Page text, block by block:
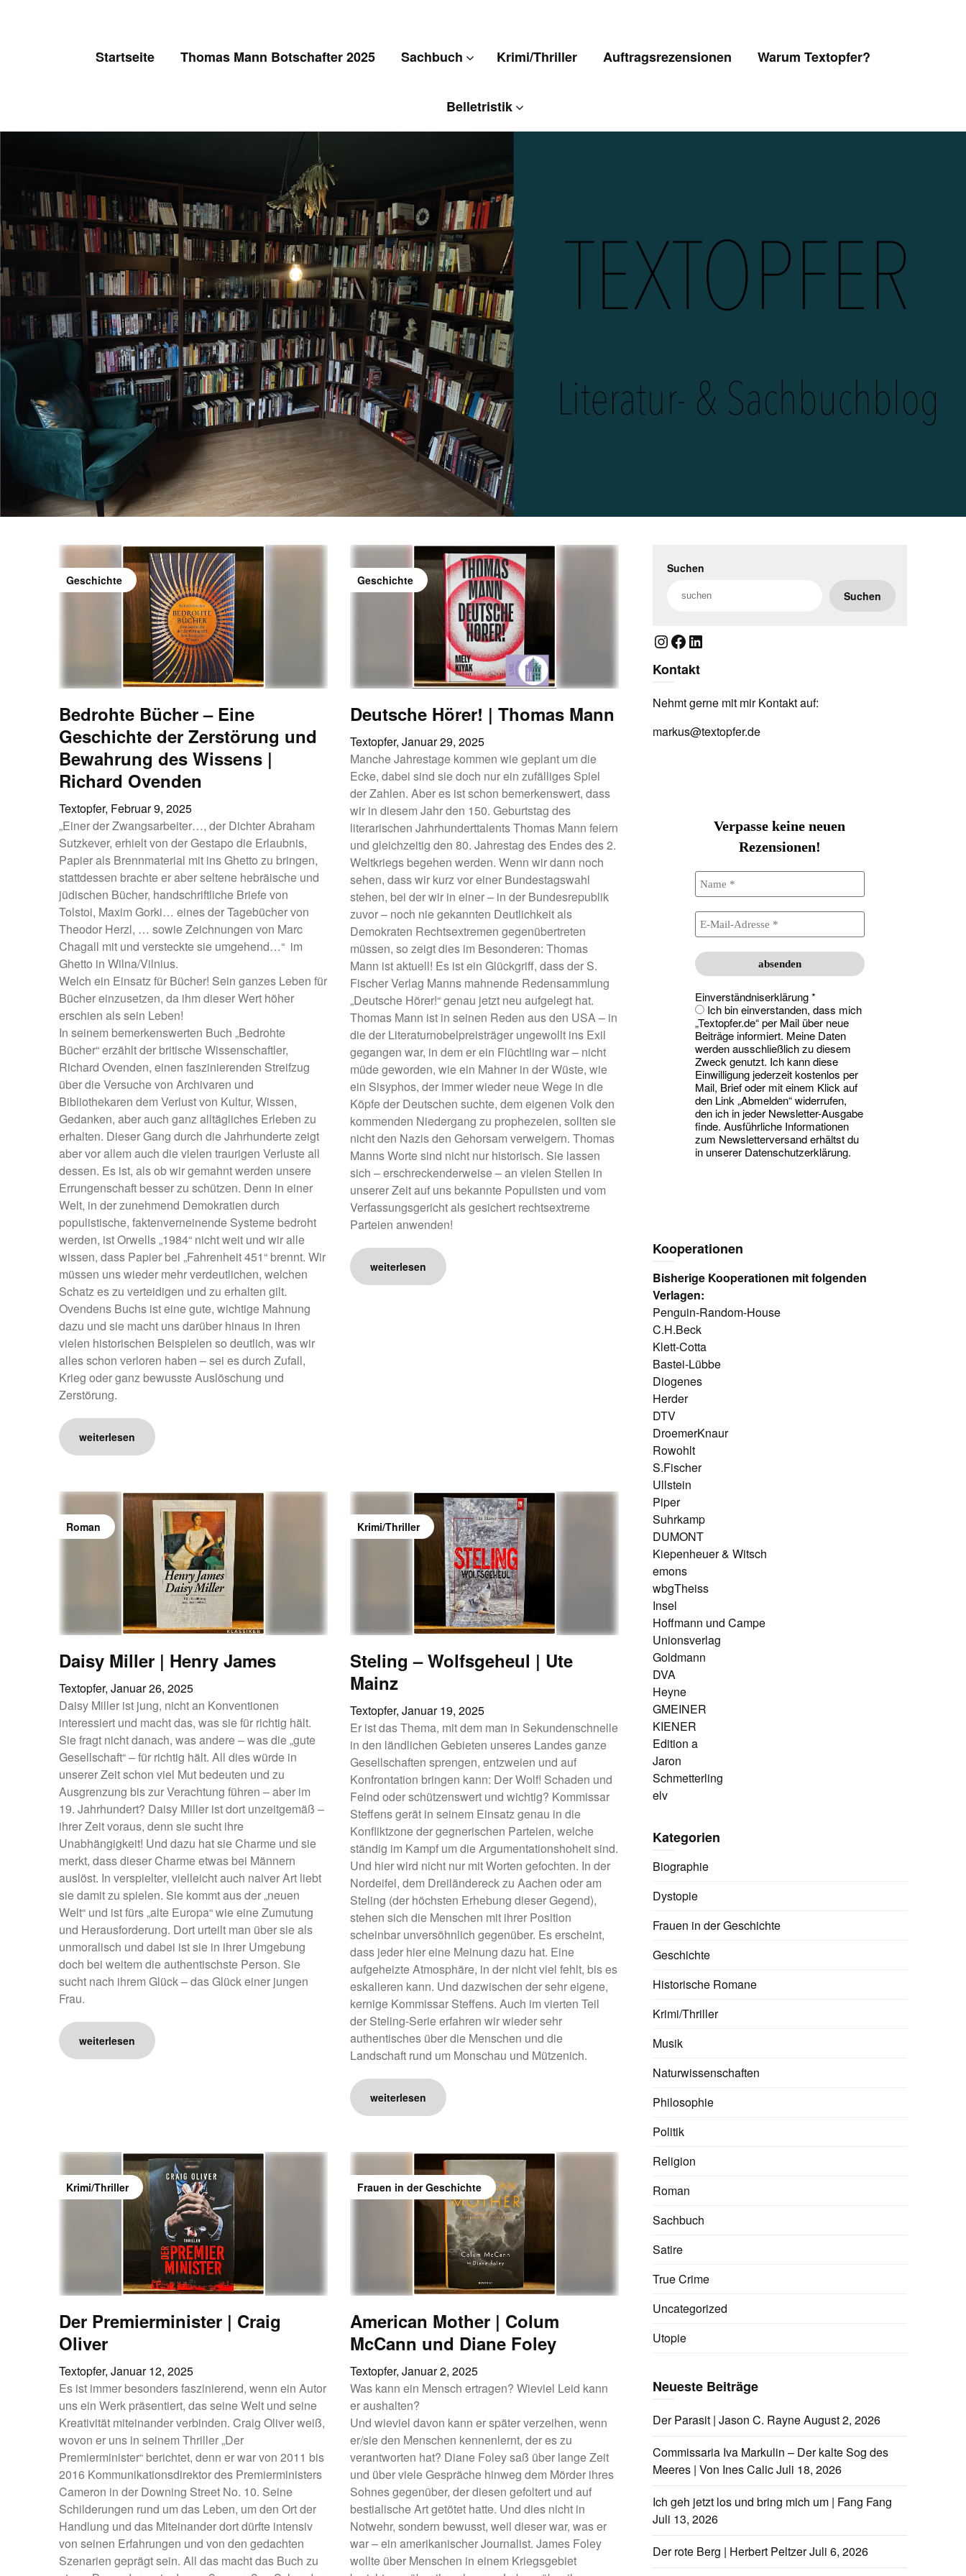
Startseite Thomas Mann Botschafter 2025 Sachbuch Krimi/Thriller Auftragsrezensionen Warum Textopfer?
Belletristik
Geschichte
Bedrohte Bücher – Eine
Geschichte der Zerstörung und
Bewahrung des Wissens |
Richard Ovenden
Textopfer, Februar 9, 2025
„Einer der Zwangsarbeiter…, der Dichter Abraham
Sutzkever, erhielt von der Gestapo die Erlaubnis,
Papier als Brennmaterial mit ins Ghetto zu bringen,
stattdessen brachte er aber seltene hebräische und
jüdischen Bücher, handschriftliche Briefe von
Tolstoi, Maxim Gorki… eines der Tagebücher von
Theodor Herzl, … sowie Zeichnungen von Marc
Chagall mit und versteckte sie umgehend…“ im
Ghetto in Wilna/Vilnius.
Welch ein Einsatz für Bücher! Sein ganzes Leben für
Bücher einzusetzen, da ihm dieser Wert höher
erschien als sein Leben!
In seinem bemerkenswerten Buch „Bedrohte
Bücher“ erzählt der britische Wissenschaftler,
Richard Ovenden, einen faszinierenden Streifzug
über die Versuche von Archivaren und
Bibliothekaren dem Verlust von Kultur, Wissen,
Gedanken, aber auch ganz alltägliches Erleben zu
erhalten. Dieser Gang durch die Jahrhunderte zeigt
aber vor allem auch die vielen traurigen Verluste all
dessen. Es ist, als ob wir gemahnt werden unsere
Errungenschaft besser zu schützen. Denn in einer
Welt, in der zunehmend Demokratien durch
populistische, faktenverneinende Systeme bedroht
werden, ist Orwells „1984“ nicht weit und wir alle
wissen, dass Papier bei „Fahrenheit 451“ brennt. Wir
müssen uns wieder mehr verdeutlichen, welchen
Schatz es zu verteidigen und zu erhalten gilt.
Ovendens Buchs ist eine gute, wichtige Mahnung
dazu und sie macht uns darüber hinaus in ihren
vielen historischen Beispielen so deutlich, was wir
alles schon verloren haben – sei es durch Zufall,
Krieg oder ganz bewusste Auslöschung und
Zerstörung.
weiterlesen
Geschichte
Deutsche Hörer! | Thomas Mann
Textopfer, Januar 29, 2025
Manche Jahrestage kommen wie geplant um die
Ecke, dabei sind sie doch nur ein zufälliges Spiel
der Zahlen. Aber es ist schon bemerkenswert, dass
wir in diesem Jahr den 150. Geburtstag des
literarischen Jahrhunderttalents Thomas Mann feiern
und gleichzeitig den 80. Jahrestag des Endes des 2.
Weltkriegs begehen werden. Wenn wir dann noch
sehen, dass wir kurz vor einer Bundestagswahl
stehen, bei der wir in einer – in der Bundesrepublik
zuvor – noch nie gekannten Deutlichkeit als
Demokraten Rechtsextremen gegenübertreten
müssen, so zeigt dies im Besonderen: Thomas
Mann ist aktuell! Es ist ein Glückgriff, dass der S.
Fischer Verlag Manns mahnende Redensammlung
„Deutsche Hörer!“ genau jetzt neu aufgelegt hat.
Thomas Mann ist in seinen Reden aus den USA – in
die der Literaturnobelpreisträger ungewollt ins Exil
gegangen war, in dem er ein Flüchtling war – nicht
müde geworden, wie ein Mahner in der Wüste, wie
ein Sisyphos, der immer wieder neue Wege in die
Köpfe der Deutschen suchte, dem eigenen Volk den
kommenden Niedergang zu prophezeien, sollten sie
nicht den Nazis den Gehorsam verweigern. Thomas
Manns Worte sind nicht nur historisch. Sie lassen
sich – erschreckenderweise – an vielen Stellen in
unserer Zeit auf uns bekannte Populisten und vom
Verfassungsgericht als gesichert rechtsextreme
Parteien anwenden!
weiterlesen
Roman
Daisy Miller | Henry James
Textopfer, Januar 26, 2025
Daisy Miller ist jung, nicht an Konventionen
interessiert und macht das, was sie für richtig hält.
Sie fragt nicht danach, was andere – was die „gute
Gesellschaft“ – für richtig hält. All dies würde in
unserer Zeit schon viel Mut bedeuten und zu
Ausgrenzung bis zur Verachtung führen – aber im
19. Jahrhundert? Daisy Miller ist dort unzeitgemäß –
ihrer Zeit voraus, denn sie sucht ihre
Unabhängigkeit! Und dazu hat sie Charme und sie
merkt, dass dieser Charme etwas bei Männern
auslöst. In verspielter, vielleicht auch naiver Art liebt
sie damit zu spielen. Sie kommt aus der „neuen
Welt“ und ist fürs „alte Europa“ wie eine Zumutung
und Herausforderung. Dort urteilt man über sie als
unmoralisch und dabei ist sie in ihrer Umgebung
doch bei weitem die authentischste Person. Sie
sucht nach ihrem Glück – das Glück einer jungen
Frau.
weiterlesen
Krimi/Thriller
Steling – Wolfsgeheul | Ute
Mainz
Textopfer, Januar 19, 2025
Er ist das Thema, mit dem man in Sekundenschnelle
in den ländlichen Gebieten unseres Landes ganze
Gesellschaften sprengen, entzweien und auf
Konfrontation bringen kann: Der Wolf! Schaden und
Feind oder schützenswert und wichtig? Kommissar
Steffens gerät in seinem Einsatz genau in die
Konfliktzone der gegnerischen Parteien, welche
ständig im Kampf um die Argumentationshoheit sind.
Und hier wird nicht nur mit Worten gefochten. In der
Nordeifel, dem Dreiländereck zu Aachen oder am
Steling (der höchsten Erhebung dieser Gegend),
stehen sich die Menschen mit ihrer Position
scheinbar unversöhnlich gegenüber. Es erscheint,
dass jeder hier eine Meinung dazu hat. Eine
aufgeheizte Atmosphäre, in der nicht viel fehlt, bis es
eskalieren kann. Und dazwischen der sehr eigene,
kernige Kommissar Steffens. Auch im vierten Teil
der Steling-Serie erfahren wir wieder sehr
authentisches über die Menschen und die
Landschaft rund um Monschau und Mützenich.
weiterlesen
Krimi/Thriller
Der Premierminister | Craig
Oliver
Textopfer, Januar 12, 2025
Es ist immer besonders faszinierend, wenn ein Autor
uns ein Werk präsentiert, das seine Welt und seine
Kreativität miteinander verbinden. Craig Oliver weiß,
wovon er uns in seinem Thriller „Der
Premierminister“ berichtet, denn er war von 2011 bis
2016 Kommunikationsdirektor des Premierministers
Cameron in der Downing Street No. 10. Seine
Schilderungen rund um das Leben, um den Ort der
Handlung und das Miteinander dort dürfte intensiv
von seinen Erfahrungen und von den gedachten
Szenarien geprägt sein. All das macht das Buch zu
Frauen in der Geschichte
American Mother | Colum
McCann und Diane Foley
Textopfer, Januar 2, 2025
Was kann ein Mensch ertragen? Wieviel Leid kann
er aushalten?
Und wieviel davon kann er später verzeihen, wenn
er/sie den Menschen kennenlernt, der es zu
verantworten hat? Diane Foley saß über lange Zeit
und über viele Gespräche hinweg dem Mörder ihres
Sohnes gegenüber, der diesen gefoltert und auf
bestialische Art getötet hatte. Und dies nicht in
Notwehr, sondern bewusst, weil dieser war, was er
war – ein amerikanischer Journalist. James Foley
wollte über Menschen in einem Kriegsgebiet
Suchen
Suchen
Instagram
Facebook
LinkedIn
Kontakt
Nehmt gerne mit mir Kontakt auf:
markus@textopfer.de
Verpasse keine neuen
Rezensionen!
Einverständniserklärung*
Ich bin einverstanden, dass mich
„Textopfer.de“ per Mail über neue
Beiträge informiert. Meine Daten
werden ausschließlich zu diesem
Zweck genutzt. Ich kann diese
Einwilligung jederzeit kostenlos per
Mail, Brief oder mit einem Klick auf
den Link „Abmelden“ widerrufen,
den ich in jeder Newsletter-Ausgabe
finde. Ausführliche Informationen
zum Newsletterversand erhältst du
in unserer Datenschutzerklärung.
Kooperationen
Bisherige Kooperationen mit folgenden
Verlagen:
Penguin-Random-House
C.H.Beck
Klett-Cotta
Bastei-Lübbe
Diogenes
Herder
DTV
DroemerKnaur
Rowohlt
S.Fischer
Ullstein
Piper
Suhrkamp
DUMONT
Kiepenheuer & Witsch
emons
wbgTheiss
Insel
Hoffmann und Campe
Unionsverlag
Goldmann
DVA
Heyne
GMEINER
KIENER
Edition a
Jaron
Schmetterling
elv
Kategorien
Biographie
Dystopie
Frauen in der Geschichte
Geschichte
Historische Romane
Krimi/Thriller
Musik
Naturwissenschaften
Philosophie
Politik
Religion
Roman
Sachbuch
Satire
True Crime
Uncategorized
Utopie
Neueste Beiträge
Der Parasit | Jason C. RayneAugust 2, 2026
Commissaria Iva Markulin – Der kalte Sog des
Meeres | Von Ines CalicJuli 18, 2026
Ich geh jetzt los und bring mich um | Fang Fang
Juli 13, 2026
Der rote Berg | Herbert PeltzerJuli 6, 2026